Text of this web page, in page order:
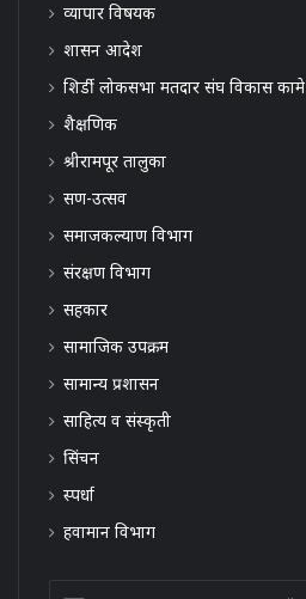
व्यापार विषयक
शासन आदेश
शिर्डी लोकसभा मतदार संघ विकास कामे
शैक्षणिक
श्रीरामपूर तालुका
सण-उत्सव
समाजकल्याण विभाग
संरक्षण विभाग
सहकार
सामाजिक उपक्रम
सामान्य प्रशासन
साहित्य व संस्कृती
सिंचन
स्पर्धा
हवामान विभाग